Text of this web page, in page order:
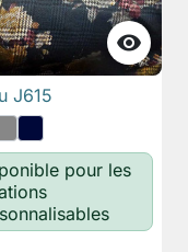

J615
pour les